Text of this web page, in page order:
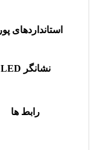
استانداردهای
نشانگر LED
رابط ها